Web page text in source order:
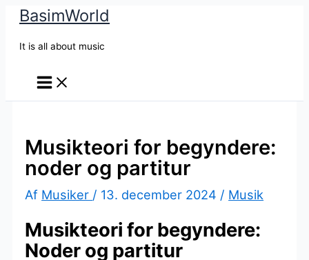
BasimWorld
It is all about music
Musikteori for begyndere:
noder og partitur
Af Musiker / 13. december 2024 / Musik
Musikteori for begyndere:
Noder og partitur